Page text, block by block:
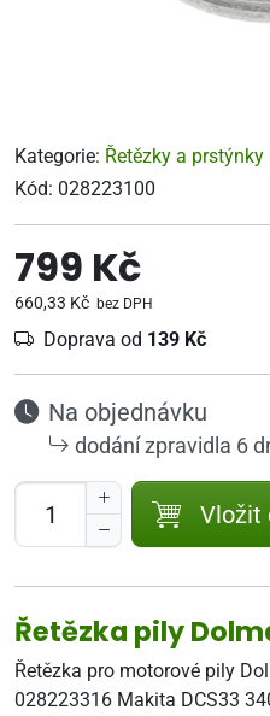
Kategorie: Řetězky a prstýnky
Kód: 028223100
799 Kč
660,33 Kč bez DPH
Doprava od 139 Kč
Na objednávku
dodání zpravidla 6
Vložit
Řetězka pily
Řetězka pro motorové pily
028223316 Makita DCS33